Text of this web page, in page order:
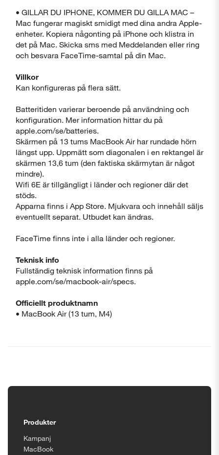
• GILLAR DU IPHONE, KOMMER DU GILLA MAC –
Mac fungerar magiskt smidigt med dina andra Apple-
enheter. Kopiera någonting på iPhone och klistra in
det på Mac. Skicka sms med Meddelanden eller ring
och besvara FaceTime-samtal på din Mac.
Villkor
Kan konfigureras på flera sätt.
Batteritiden varierar beroende på användning och
konfiguration. Mer information hittar du på
apple.com/se/batteries.
Skärmen på 13 tums MacBook Air har rundade hörn
längst upp. Uppmätt som diagonalen i en rektangel är
skärmen 13,6 tum (den faktiska skärmytan är något
mindre).
Wifi 6E är tillgängligt i länder och regioner där det
stöds.
Apparna finns i App Store. Mjukvara och innehåll säljs
eventuellt separat. Utbudet kan ändras.
FaceTime finns inte i alla länder och regioner.
Teknisk info
Fullständig teknisk information finns på
apple.com/se/macbook-air/specs.
Officiellt produktnamn
• MacBook Air (13 tum, M4)
Produkter
Kampanj
MacBook